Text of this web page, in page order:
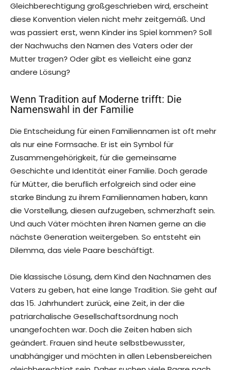
Gleichberechtigung großgeschrieben wird, erscheint
diese Konvention vielen nicht mehr zeitgemäß. Und
was passiert erst, wenn Kinder ins Spiel kommen? Soll
der Nachwuchs den Namen des Vaters oder der
Mutter tragen? Oder gibt es vielleicht eine ganz
andere Lösung?
Wenn Tradition auf Moderne trifft: Die
Namenswahl in der Familie
Die Entscheidung für einen Familiennamen ist oft mehr
als nur eine Formsache. Er ist ein Symbol für
Zusammengehörigkeit, für die gemeinsame
Geschichte und Identität einer Familie. Doch gerade
für Mütter, die beruflich erfolgreich sind oder eine
starke Bindung zu ihrem Familiennamen haben, kann
die Vorstellung, diesen aufzugeben, schmerzhaft sein.
Und auch Väter möchten ihren Namen gerne an die
nächste Generation weitergeben. So entsteht ein
Dilemma, das viele Paare beschäftigt.
Die klassische Lösung, dem Kind den Nachnamen des
Vaters zu geben, hat eine lange Tradition. Sie geht auf
das 15. Jahrhundert zurück, eine Zeit, in der die
patriarchalische Gesellschaftsordnung noch
unangefochten war. Doch die Zeiten haben sich
geändert. Frauen sind heute selbstbewusster,
unabhängiger und möchten in allen Lebensbereichen